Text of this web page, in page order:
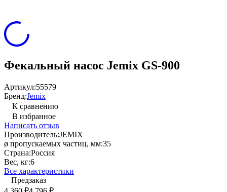
Фекальный насос Jemix GS-900
Артикул:55579
Бренд:Jemix
К сравнению
В избранное
Написать отзыв
Производитель:JEMIX
ø пропускаемых частиц, мм:35
Страна:Россия
Вес, кг:6
Все характеристики
Предзаказ
₽ ₽